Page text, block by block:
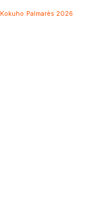
Kokuho Palmarès 2026